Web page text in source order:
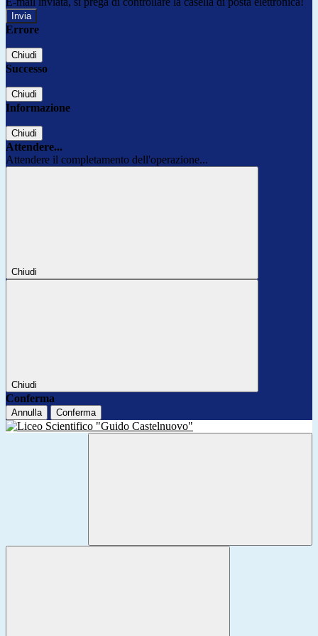
Errore
Chiudi
Successo
Chiudi
Informazione
Chiudi
Attendere...
Attendere il completamento dell'operazione...
Chiudi
Chiudi
Conferma
Annulla Conferma